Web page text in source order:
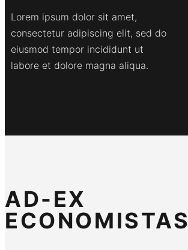
Lorem ipsum dolor sit amet,
consectetur adipiscing elit, sed do
eiusmod tempor incididunt ut
labore et dolore magna aliqua.
AD-EX
ECONOMISTAS